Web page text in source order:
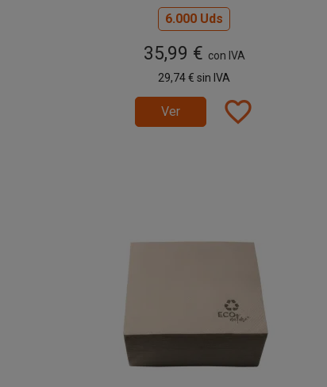
6.000 Uds
35,99 € con IVA
29,74 € sin IVA
Ver favorite_border